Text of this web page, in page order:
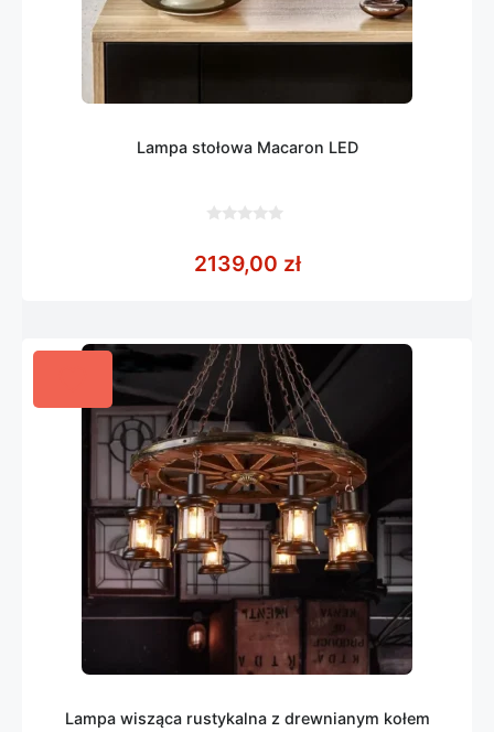
Lampa stołowa Macaron LED
5
2139,00 zł
Lampa wisząca rustykalna z drewnianym kołem